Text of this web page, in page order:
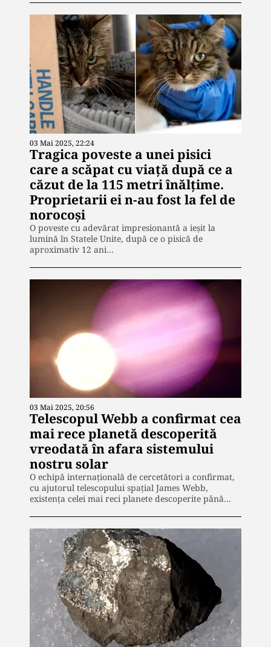
03 Mai 2025, 22:24
Tragica poveste a unei pisici
care a scăpat cu viaţă după ce a
căzut de la 115 metri înălţime.
Proprietarii ei n-au fost la fel de
norocoşi
O poveste cu adevărat impresionantă a ieșit la
lumină în Statele Unite, după ce o pisică de
aproximativ 12 ani…
03 Mai 2025, 20:56
Telescopul Webb a confirmat cea
mai rece planetă descoperită
vreodată în afara sistemului
nostru solar
O echipă internațională de cercetători a confirmat,
cu ajutorul telescopului spațial James Webb,
existența celei mai reci planete descoperite până…